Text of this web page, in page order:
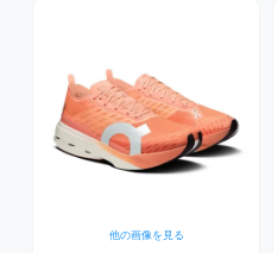
他の画像を見る